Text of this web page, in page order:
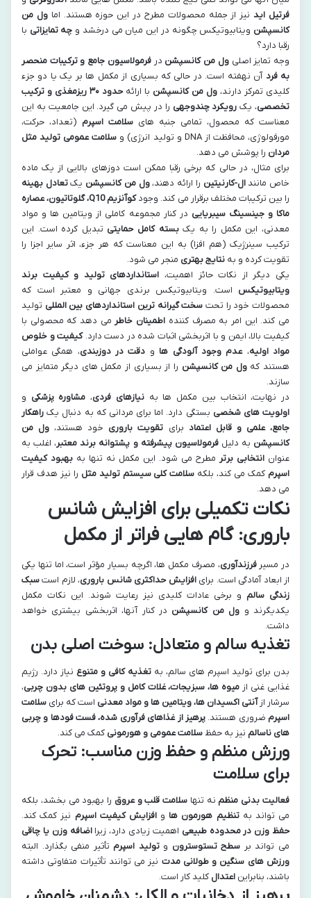
فرتیل ایدنیز از جمله محصولات مطرح در این حوزه هستند. اماول من
کانسپشن ویتابیوتیکس چگونه در این میان می درخشد و چه تمایزاتی با
رقبا دارد؟
وجه تمایز اصلیول من کانسپشن درفرمولاسیون جامع و ترکیبات منحصر
به فرد آن نهفته است. در حالی که بسیاری از مکمل ها بر یک یا دو جزء
کلیدی تمرکز دارند، ول من کانسپشن با ارائه
حدود ۳۰ ریزمغذی و ترکیب
تخصصی، یک رویکرد چندوجهی را در پیش می گیرد. این جامعیت به این
معناست که محصول، تمامی جنبه های سلامت اسپرم (تعداد، حرکت،
مورفولوژی، محافظت از DNA و تولید انرژی) و
سلامت عمومی تولید مثل
مردان را پوشش می دهد.
برای مثال، در حالی که برخی رقبا ممکن است دوزهای بالایی از یک ماده
خاص مانندال-کارنیتین را ارائه دهند،ول من کانسپشن یکتعادل بهینه
را بین ترکیبات مختلف برقرار می کند. وجود
کوآنزیم Q10، گلوتاتیون، عصاره
ماکا و جینسینگ سیبریایی در کنار مجموعه کاملی از ویتامین ها و مواد
معدنی، این مکمل را به یکبسته کامل حمایتی تبدیل کرده است. این
ترکیب سینرژیک (هم افزا) به این معناست که هر جزء، اثر سایر اجزا را
تقویت کرده و به نتایج بهتری منجر می شود.
یکی دیگر از نکات حائز اهمیت، استانداردهای تولید و کیفیت برند
ویتابیوتیکس است. ویتابیوتیکس برندی جهانی و معتبر است که
محصولات خود را تحت سخت گیرانه ترین استانداردهای بین المللی تولید
می کند. این امر به مصرف کننده اطمینان خاطر می دهد که محصولی با
کیفیت بالا، ایمن و با اثربخشی اثبات شده در دست دارد.کیفیت و خلوص
مواد اولیه،عدم وجود آلودگی ها و دقت در دوزبندی، همگی عواملی
هستند کهول من کانسپشن را از بسیاری از مکمل های دیگر متمایز می
سازند.
در نهایت، انتخاب بین مکمل ها بهنیازهای فردی، مشاوره پزشکی و
اولویت های شخصی بستگی دارد. اما برای مردانی که به دنبال یک راهکار
جامع، علمی و قابل اعتماد برای تقویت باروری خود هستند، ول من
کانسپشن به دلیلفرمولاسیون پیشرفته و پشتوانه برند معتبر، اغلب به
عنوان انتخابی برتر مطرح می شود. این مکمل نه تنها به بهبود کیفیت
اسپرم کمک می کند، بلکه سلامت کلی سیستم تولید مثل را نیز هدف قرار
می دهد.
نکات تکمیلی برای افزایش شانس
باروری: گام هایی فراتر از مکمل
در مسیرفرزندآوری، مصرف مکمل ها، اگرچه بسیار مؤثر است، اما تنها یکی
از ابعاد آمادگی است. برایافزایش حداکثری شانس باروری، لازم استسبک
زندگی سالم و برخی عادات کلیدی نیز رعایت شوند. این نکات مکمل
یکدیگرند و ول من کانسپشن در کنار آنها، اثربخشی بیشتری خواهد
داشت.
تغذیه سالم و متعادل: سوخت اصلی بدن
بدن برای تولید اسپرم های سالم، به تغذیه کافی و متنوع نیاز دارد. رژیم
غذایی غنی از میوه ها، سبزیجات، غلات کامل و پروتئین های بدون چربی،
سرشار ازآنتی اکسیدان ها، ویتامین ها و مواد معدنی است که برای سلامت
اسپرم ضروری هستند.پرهیز از غذاهای فرآوری شده، فست فودها و چربی
های ناسالم نیز به حفظ سلامت عمومی و هورمونی کمک می کند.
ورزش منظم و حفظ وزن مناسب: تحرک
برای سلامت
فعالیت بدنی منظم نه تنها سلامت قلب و عروق را بهبود می بخشد، بلکه
می تواند بهتنظیم هورمون ها وافزایش کیفیت اسپرم نیز کمک کند.
حفظ وزن در محدوده طبیعی اهمیت زیادی دارد، زیرااضافه وزن یا چاقی
می تواند بر سطح تستوسترون وتولید اسپرم تأثیر منفی بگذارد. البته
ورزش های سنگین و طولانی مدت نیز می توانند تأثیرات متفاوتی داشته
باشند، بنابراین اعتدال کلید کار است.